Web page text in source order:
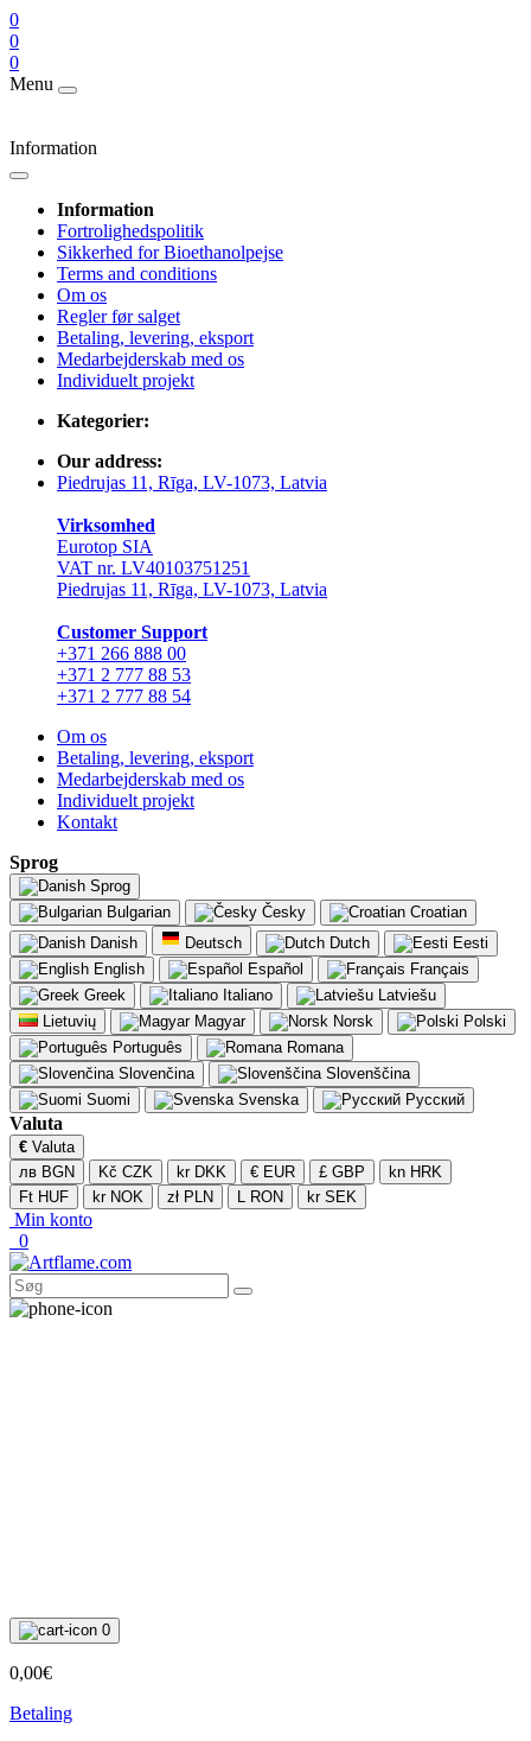
0
0
0
Menu
Information
Information
Fortrolighedspolitik
Sikkerhed for Bioethanolpejse
Terms and conditions
Om os
Regler før salget
Betaling, levering, eksport
Medarbejderskab med os
Individuelt projekt
Kategorier:
Our address:
Piedrujas 11, Rīga, LV-1073, Latvia
Virksomhed
Eurotop SIA
VAT nr. LV40103751251
Piedrujas 11, Rīga, LV-1073, Latvia
Сustomer Support
+371 266 888 00
+371 2 777 88 53
+371 2 777 88 54
Om os
Betaling, levering, eksport
Medarbejderskab med os
Individuelt projekt
Kontakt
Sprog
Sprog
Bulgarian
Česky
Croatian
Danish
Deutsch Dutch
Eesti
English
Español
Français
Greek
Italiano
Latviešu
Lietuvių
Magyar Norsk
Polski
Português
Romana
Slovenčina
Slovenščina
Suomi
Svenska Русский
Valuta
€ Valuta
лв BGN
Kč CZK kr DKK € EUR £ GBP
kn HRK
Ft HUF
kr NOK zł PLN L RON kr SEK
Min konto
0
0
0,00€
Betaling